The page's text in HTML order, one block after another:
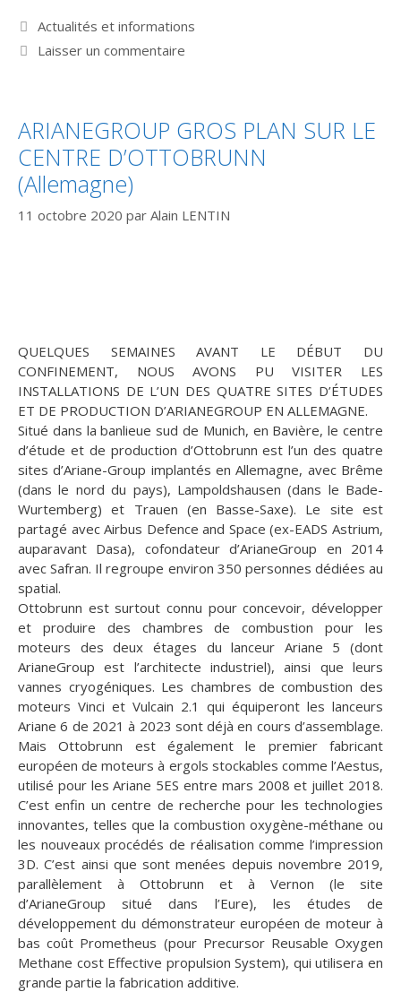
Catégories
Actualités et informations
Laisser un commentaire
ARIANEGROUP GROS PLAN SUR LE
CENTRE D’OTTOBRUNN
(Allemagne)
11 octobre 2020 par Alain LENTIN
QUELQUES SEMAINES AVANT LE DÉBUT DU
CONFINEMENT, NOUS AVONS PU VISITER LES
INSTALLATIONS DE L’UN DES QUATRE SITES D’ÉTUDES
ET DE PRODUCTION D’ARIANEGROUP EN ALLEMAGNE.
Situé dans la banlieue sud de Munich, en Bavière, le centre
d’étude et de production d’Ottobrunn est l’un des quatre
sites d’Ariane-Group implantés en Allemagne, avec Brême
(dans le nord du pays), Lampoldshausen (dans le Bade-
Wurtemberg) et Trauen (en Basse-Saxe). Le site est
partagé avec Airbus Defence and Space (ex-EADS Astrium,
auparavant Dasa), cofondateur d’ArianeGroup en 2014
avec Safran. Il regroupe environ 350 personnes dédiées au
spatial.
Ottobrunn est surtout connu pour concevoir, développer
et produire des chambres de combustion pour les
moteurs des deux étages du lanceur Ariane 5 (dont
ArianeGroup est l’architecte industriel), ainsi que leurs
vannes cryogéniques. Les chambres de combustion des
moteurs Vinci et Vulcain 2.1 qui équiperont les lanceurs
Ariane 6 de 2021 à 2023 sont déjà en cours d’assemblage.
Mais Ottobrunn est également le premier fabricant
européen de moteurs à ergols stockables comme l’Aestus,
utilisé pour les Ariane 5ES entre mars 2008 et juillet 2018.
C’est enfin un centre de recherche pour les technologies
innovantes, telles que la combustion oxygène-méthane ou
les nouveaux procédés de réalisation comme l’impression
3D. C’est ainsi que sont menées depuis novembre 2019,
parallèlement à Ottobrunn et à Vernon (le site
d’ArianeGroup situé dans l’Eure), les études de
développement du démonstrateur européen de moteur à
bas coût Prometheus (pour Precursor Reusable Oxygen
Methane cost Effective propulsion System), qui utilisera en
grande partie la fabrication additive.